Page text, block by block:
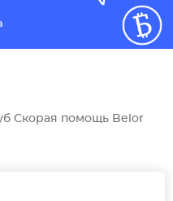
Скорая помощь Belor